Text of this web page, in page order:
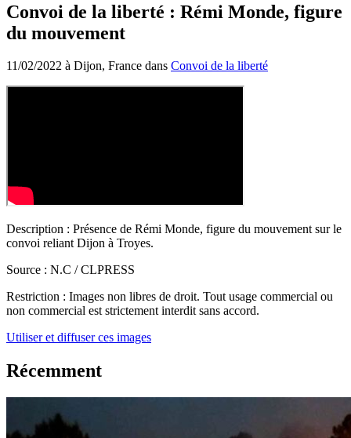
Convoi de la liberté : Rémi Monde, figure
du mouvement
11/02/2022 à Dijon, France dans Convoi de la liberté
Description : Présence de Rémi Monde, figure du mouvement sur le
convoi reliant Dijon à Troyes.
Source : N.C / CLPRESS
Restriction : Images non libres de droit. Tout usage commercial ou
non commercial est strictement interdit sans accord.
Utiliser et diffuser ces images
Récemment